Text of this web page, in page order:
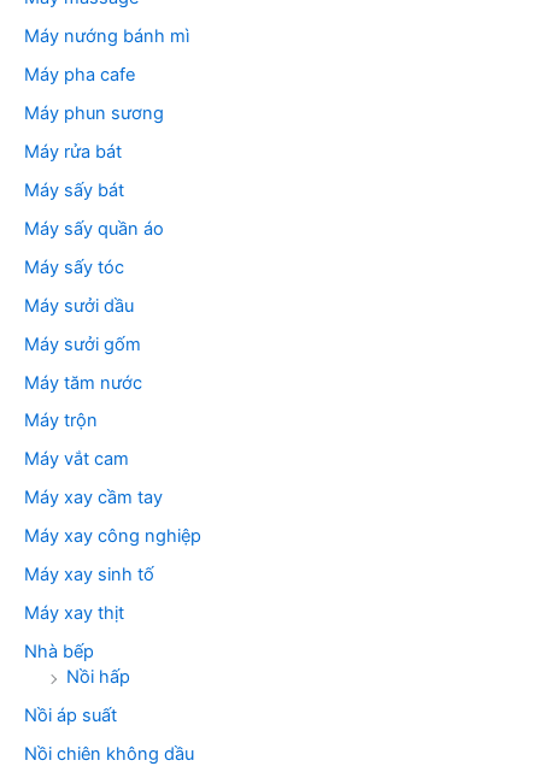
Máy nướng bánh mì
Máy pha cafe
Máy phun sương
Máy rửa bát
Máy sấy bát
Máy sấy quần áo
Máy sấy tóc
Máy sưởi dầu
Máy sưởi gốm
Máy tăm nước
Máy trộn
Máy vắt cam
Máy xay cầm tay
Máy xay công nghiệp
Máy xay sinh tố
Máy xay thịt
Nhà bếp
Nồi hấp
Nồi áp suất
Nồi chiên không dầu